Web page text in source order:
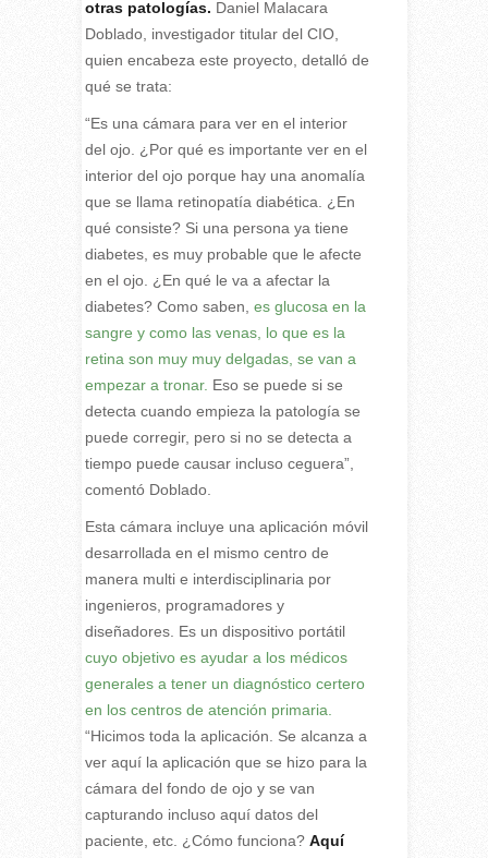
otras patologías. Daniel Malacara
Doblado, investigador titular del CIO,
quien encabeza este proyecto, detalló de
qué se trata:
“Es una cámara para ver en el interior
del ojo. ¿Por qué es importante ver en el
interior del ojo porque hay una anomalía
que se llama retinopatía diabética. ¿En
qué consiste? Si una persona ya tiene
diabetes, es muy probable que le afecte
en el ojo. ¿En qué le va a afectar la
diabetes? Como saben, es glucosa en la
sangre y como las venas, lo que es la
retina son muy muy delgadas, se van a
empezar a tronar. Eso se puede si se
detecta cuando empieza la patología se
puede corregir, pero si no se detecta a
tiempo puede causar incluso ceguera”,
comentó Doblado.
Esta cámara incluye una aplicación móvil
desarrollada en el mismo centro de
manera multi e interdisciplinaria por
ingenieros, programadores y
diseñadores. Es un dispositivo portátil
cuyo objetivo es ayudar a los médicos
generales a tener un diagnóstico certero
en los centros de atención primaria.
“Hicimos toda la aplicación. Se alcanza a
ver aquí la aplicación que se hizo para la
cámara del fondo de ojo y se van
capturando incluso aquí datos del
paciente, etc. ¿Cómo funciona? Aquí